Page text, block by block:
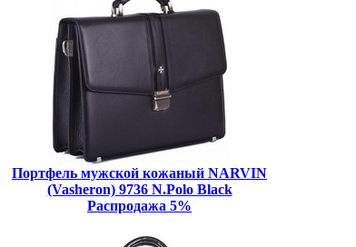
Портфель мужской кожаный NARVIN
(Vasheron) 9736 N.Polo Black
Распродажа 5%